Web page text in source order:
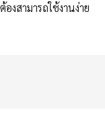
องสามารถใช้งานง่าย